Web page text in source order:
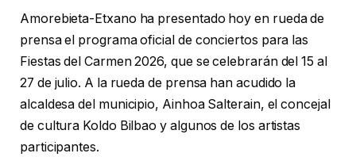
Amorebieta-Etxano ha presentado hoy en rueda de
prensa el programa oficial de conciertos para las
Fiestas del Carmen 2026, que se celebrarán del 15 al
27 de julio. A la rueda de prensa han acudido la
alcaldesa del municipio, Ainhoa Salterain, el concejal
de cultura Koldo Bilbao y algunos de los artistas
participantes.